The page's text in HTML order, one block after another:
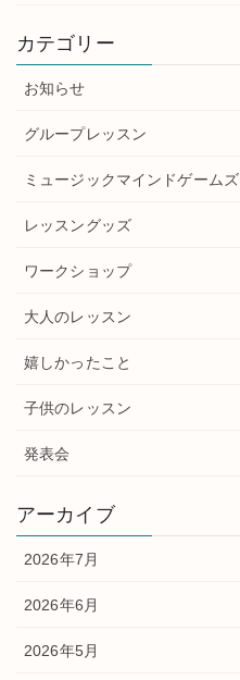
カテゴリー
お知らせ
グループレッスン
ミュージックマインドゲームズ
レッスングッズ
ワークショップ
大人のレッスン
嬉しかったこと
子供のレッスン
発表会
アーカイブ
2026年7月
2026年6月
2026年5月